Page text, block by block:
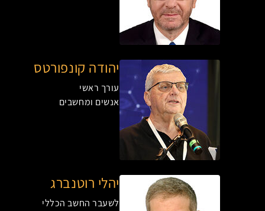
יהודה קונפורטס
עורך ראשי
אנשים ומחשבים
יהלי רוטנברג
לשעבר החשב הכללי